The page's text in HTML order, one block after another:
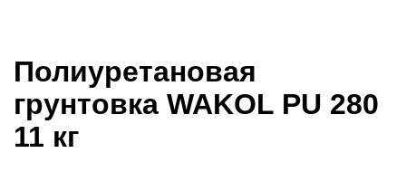
Полиуретановая
грунтовка WAKOL PU 280
11 кг